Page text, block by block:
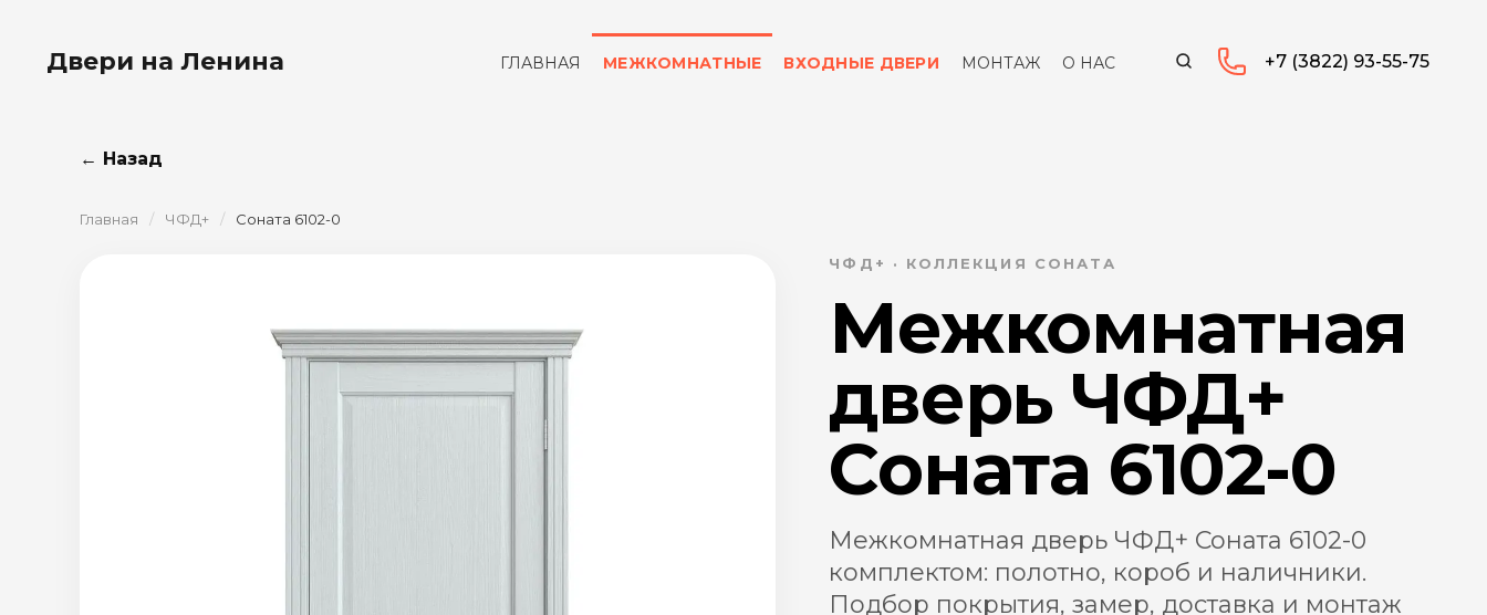
Двери на Ленина ГЛАВНАЯ МЕЖКОМНАТНЫЕ ВХОДНЫЕ ДВЕРИ МОНТАЖ О НАС +7 (3822) 93-55-75
← Назад
Главная / ЧФД+ / Соната 6102-0
ЧФД+ · КОЛЛЕКЦИЯ СОНАТА
Межкомнатная
дверь ЧФД+
Соната 6102-0
Межкомнатная дверь ЧФД+ Соната 6102-0
комплектом: полотно, короб и наличники.
Подбор покрытия, замер, доставка и монтаж